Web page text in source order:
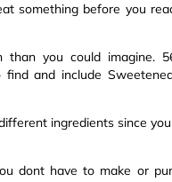
something before you
you could imagine.
and include
ingredients since
dont have to make or